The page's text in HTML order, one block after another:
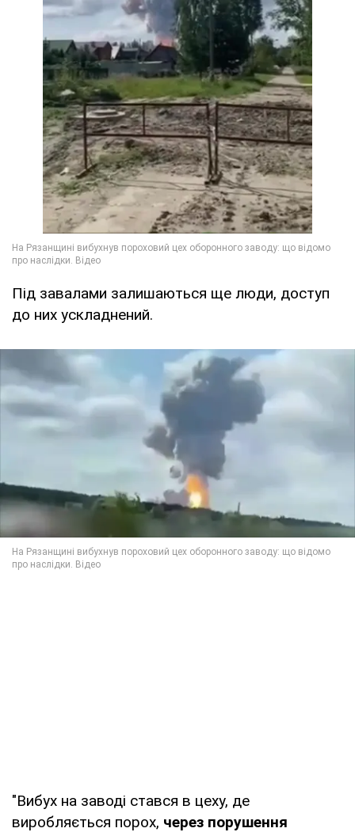
Під завалами залишаються ще люди, доступ
до них ускладнений.
"Вибух на заводі стався в цеху, де
виробляється порох, через порушення